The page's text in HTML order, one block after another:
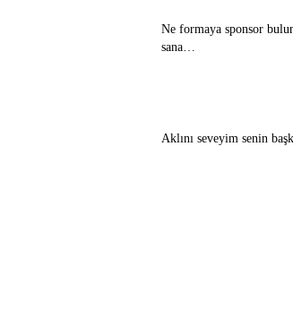
Ne formaya sponsor
sana…
Aklını seveyim senin